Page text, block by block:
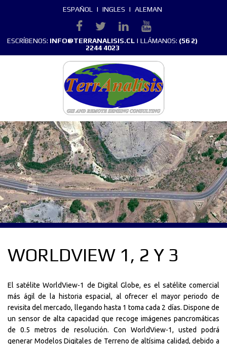
ESPAÑOL | INGLES | ALEMAN
ESCRÍBENOS: INFO@TERRANALISIS.CL | LLÁMANOS: (56 2)
2244 4023
WORLDVIEW 1, 2 Y 3
El satélite WorldView-1 de Digital Globe, es el satélite comercial
más ágil de la historia espacial, al ofrecer el mayor periodo de
revisita del mercado, llegando hasta 1 toma cada 2 días. Dispone de
un sensor de alta capacidad que recoge imágenes pancromáticas
de 0.5 metros de resolución. Con WorldView-1, usted podrá
generar Modelos Digitales de Terreno de altísima calidad, debido a